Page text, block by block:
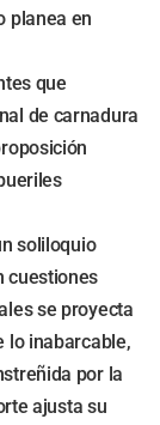
planea en
que
de carnadura
soliloquio
cuestiones
se proyecta
lo inabarcable,
por la
ajusta su